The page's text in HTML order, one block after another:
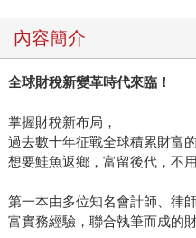
內容簡介
全球財稅新變革時代來臨！
掌握財稅新布局，
過去數十年征戰全球積累財富
想要鮭魚返鄉，富留後代，不
第一本由多位知名會計師、律
富實務經驗，聯合執筆而成的